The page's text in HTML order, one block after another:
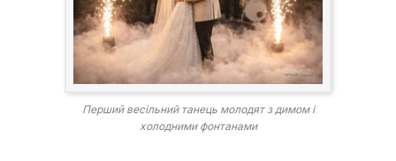
Перший весільний танець молодят з димом і
холодними фонтанами